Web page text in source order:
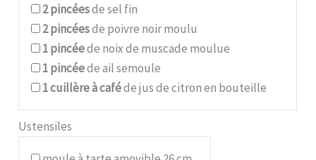
2pincéesde sel fin
2pincéesde poivre noir moulu
1pincéede noix de muscade moulue
1pincéede ail semoule
1cuillère à caféde jus de citron en bouteille
Ustensiles